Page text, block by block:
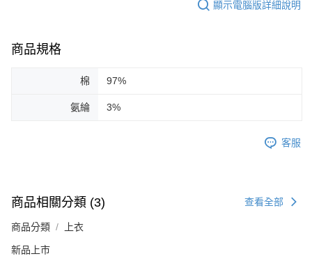
顯示電腦版詳細說明
商品規格
棉 97%
氨綸 3%
客服
商品相關分類 (3) 查看全部
商品分類 上衣
新品上市